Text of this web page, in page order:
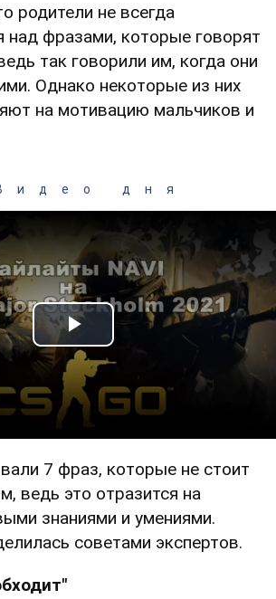
родители не всегда
над фразами, которые говорят
так говорили им, когда они
Однако некоторые из них
на мотивацию мальчиков и
дня
Play Video
7 фраз, которые не стоит
ведь это отразится на
знаниями и умениями.
советами экспертов.